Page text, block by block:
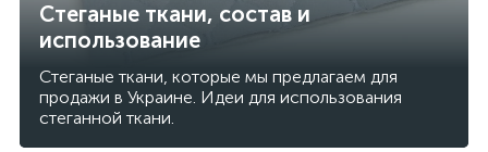
Стеганые ткани, состав и
использование
Стеганые ткани, которые мы предлагаем для
продажи в Украине. Идеи для использования
стеганной ткани.